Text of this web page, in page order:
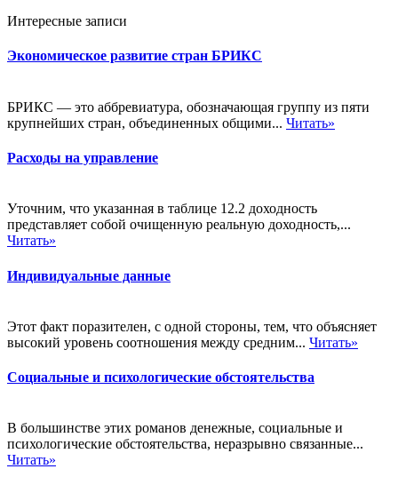
Интересные записи
Экономическое развитие стран БРИКС
БРИКС — это аббревиатура, обозначающая группу из пяти
крупнейших стран, объединенных общими... Читать»
Расходы на управление
Уточним, что указанная в таблице 12.2 доходность
представляет собой очищенную реальную доходность,...
Читать»
Индивидуальные данные
Этот факт поразителен, с одной стороны, тем, что объясняет
высокий уровень соотношения между средним... Читать»
Социальные и психологические обстоятельства
В большинстве этих романов денежные, социальные и
психологические обстоятельства, неразрывно связанные...
Читать»